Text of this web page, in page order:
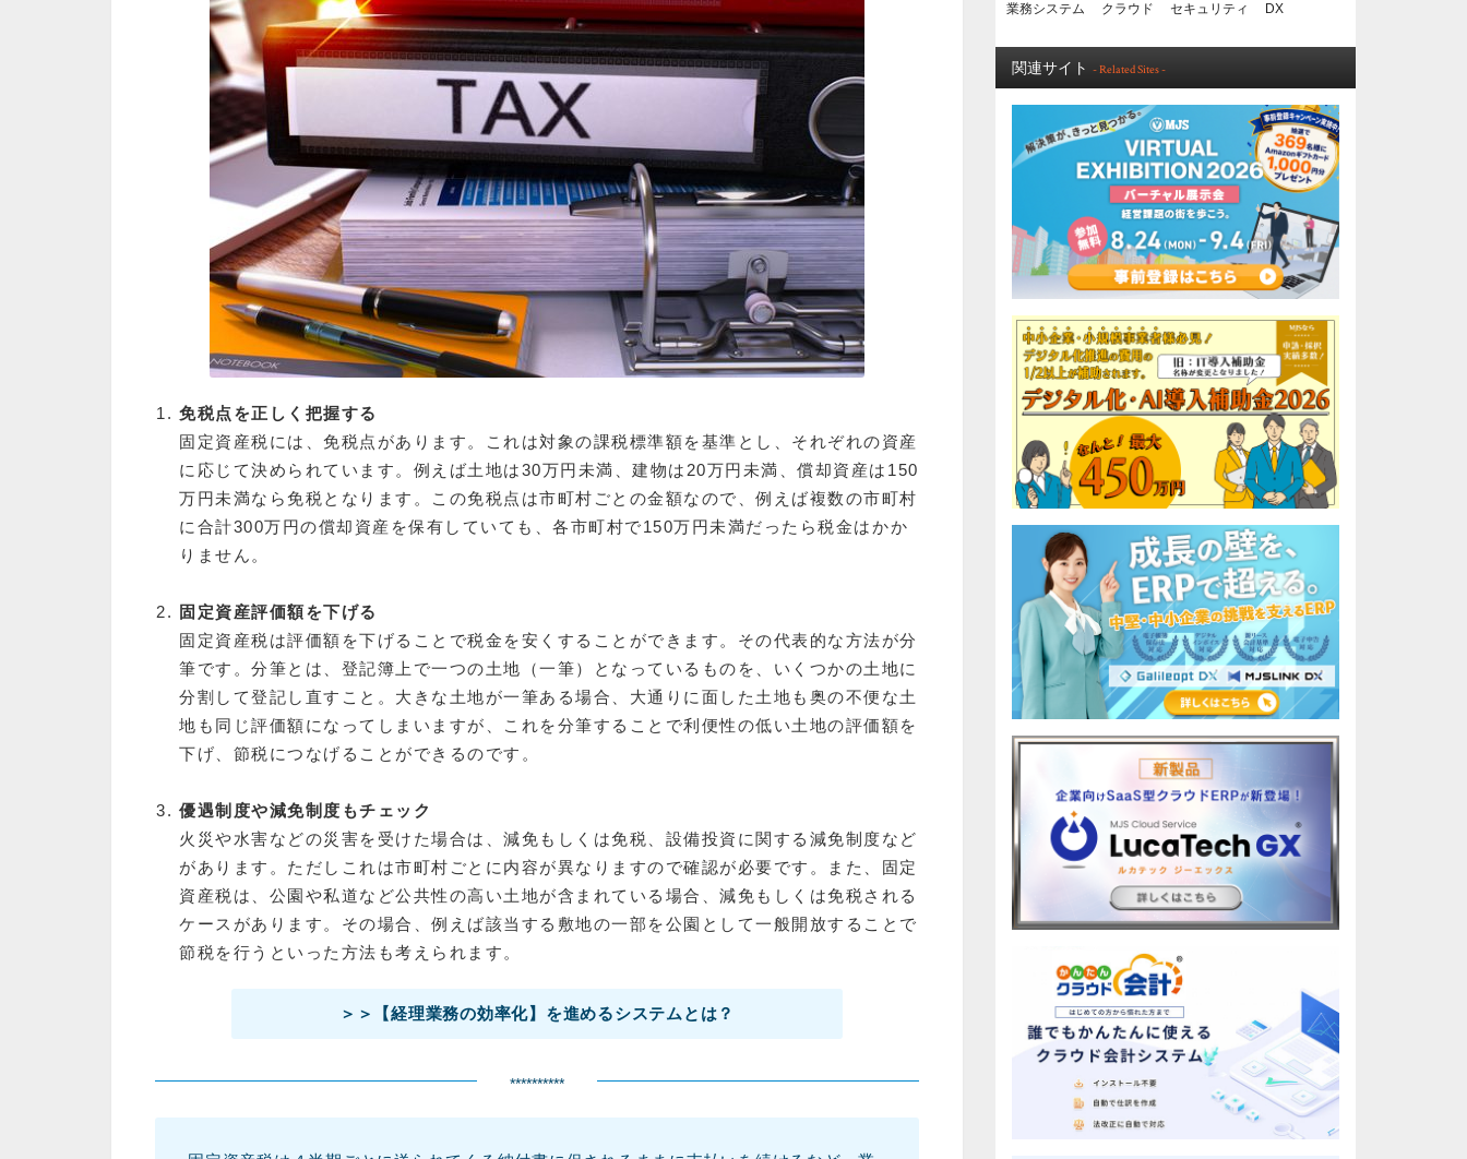
免税点を正しく把握する
固定資産税には、免税点があります。これは対象の課税標準額を基準とし、それぞれの資産
に応じて決められています。例えば土地は30万円未満、建物は20万円未満、償却資産は150
万円未満なら免税となります。この免税点は市町村ごとの金額なので、例えば複数の市町村
に合計300万円の償却資産を保有していても、各市町村で150万円未満だったら税金はかか
りません。
固定資産評価額を下げる
固定資産税は評価額を下げることで税金を安くすることができます。その代表的な方法が分
筆です。分筆とは、登記簿上で一つの土地（一筆）となっているものを、いくつかの土地に
分割して登記し直すこと。大きな土地が一筆ある場合、大通りに面した土地も奥の不便な土
地も同じ評価額になってしまいますが、これを分筆することで利便性の低い土地の評価額を
下げ、節税につなげることができるのです。
優遇制度や減免制度もチェック
火災や水害などの災害を受けた場合は、減免もしくは免税、設備投資に関する減免制度など
があります。ただしこれは市町村ごとに内容が異なりますので確認が必要です。また、固定
資産税は、公園や私道など公共性の高い土地が含まれている場合、減免もしくは免税される
ケースがあります。その場合、例えば該当する敷地の一部を公園として一般開放することで
節税を行うといった方法も考えられます。
＞＞【経理業務の効率化】を進めるシステムとは？
**********
業務システム クラウド セキュリティ DX
関連サイト - Related Sites -